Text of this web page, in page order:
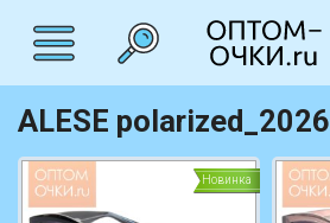
ALESE polarized_2026
Новинка